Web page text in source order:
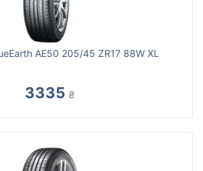
AE50 205/45 ZR17 88W XL
3335 ₴